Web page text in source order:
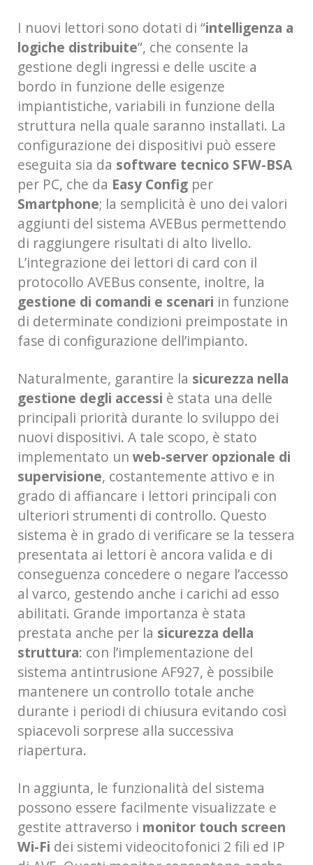
I nuovi lettori sono dotati di “intelligenza a
logiche distribuite”, che consente la
gestione degli ingressi e delle uscite a
bordo in funzione delle esigenze
impiantistiche, variabili in funzione della
struttura nella quale saranno installati. La
configurazione dei dispositivi può essere
eseguita sia da software tecnico SFW-BSA
per PC, che da Easy Config per
Smartphone; la semplicità è uno dei valori
aggiunti del sistema AVEBus permettendo
di raggiungere risultati di alto livello.
L’integrazione dei lettori di card con il
protocollo AVEBus consente, inoltre, la
gestione di comandi e scenari in funzione
di determinate condizioni preimpostate in
fase di configurazione dell’impianto.
Naturalmente, garantire la sicurezza nella
gestione degli accessi è stata una delle
principali priorità durante lo sviluppo dei
nuovi dispositivi. A tale scopo, è stato
implementato un web-server opzionale di
supervisione, costantemente attivo e in
grado di affiancare i lettori principali con
ulteriori strumenti di controllo. Questo
sistema è in grado di verificare se la tessera
presentata ai lettori è ancora valida e di
conseguenza concedere o negare l’accesso
al varco, gestendo anche i carichi ad esso
abilitati. Grande importanza è stata
prestata anche per la sicurezza della
struttura: con l’implementazione del
sistema antintrusione AF927, è possibile
mantenere un controllo totale anche
durante i periodi di chiusura evitando così
spiacevoli sorprese alla successiva
riapertura.
In aggiunta, le funzionalità del sistema
possono essere facilmente visualizzate e
gestite attraverso i monitor touch screen
Wi-Fi dei sistemi videocitofonici 2 fili ed IP